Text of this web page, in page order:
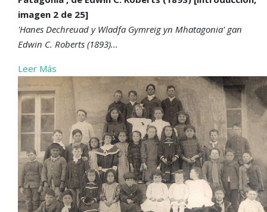
imagen 2 de 25]
'Hanes Dechreuad y Wladfa Gymreig yn Mhatagonia' gan
Edwin C. Roberts (1893)...
Leer Más